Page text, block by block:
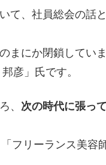
て、社員総会の話
まにか閉鎖していま
彦」氏です。
、 次の時代に張っ
フリーランス美容